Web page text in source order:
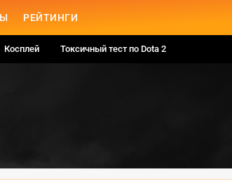
РЕЙТИНГИ
Косплей Токсичный тест по Dota 2